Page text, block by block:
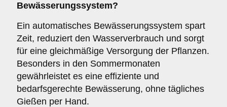
Bewässerungssystem?
Ein automatisches Bewässerungssystem spart
Zeit, reduziert den Wasserverbrauch und sorgt
für eine gleichmäßige Versorgung der Pflanzen.
Besonders in den Sommermonaten
gewährleistet es eine effiziente und
bedarfsgerechte Bewässerung, ohne tägliches
Gießen per Hand.